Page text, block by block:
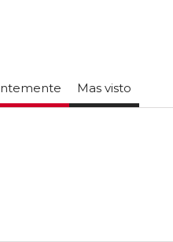
Mas visto